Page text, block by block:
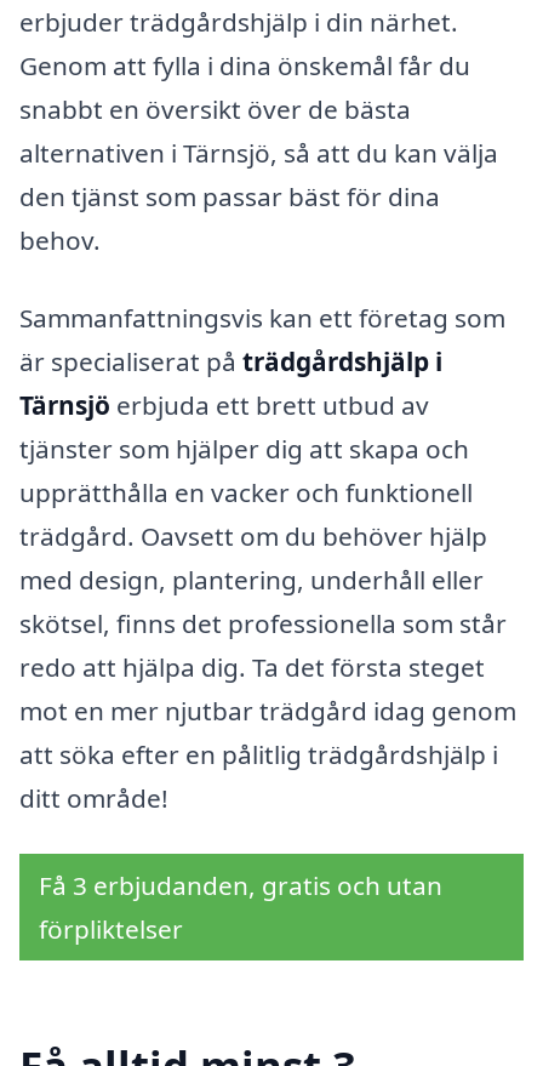
erbjuder trädgårdshjälp i din närhet.
Genom att fylla i dina önskemål får du
snabbt en översikt över de bästa
alternativen i Tärnsjö, så att du kan välja
den tjänst som passar bäst för dina
behov.
Sammanfattningsvis kan ett företag som
är specialiserat på trädgårdshjälp i
Tärnsjö erbjuda ett brett utbud av
tjänster som hjälper dig att skapa och
upprätthålla en vacker och funktionell
trädgård. Oavsett om du behöver hjälp
med design, plantering, underhåll eller
skötsel, finns det professionella som står
redo att hjälpa dig. Ta det första steget
mot en mer njutbar trädgård idag genom
att söka efter en pålitlig trädgårdshjälp i
ditt område!
Få 3 erbjudanden, gratis och utan
förpliktelser